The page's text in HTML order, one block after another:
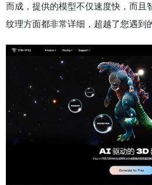
而成，提供的模型不仅速度快，而且
纹理方面都非常详细，超越了您遇到